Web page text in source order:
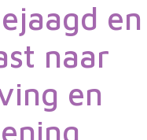
en
naar
en